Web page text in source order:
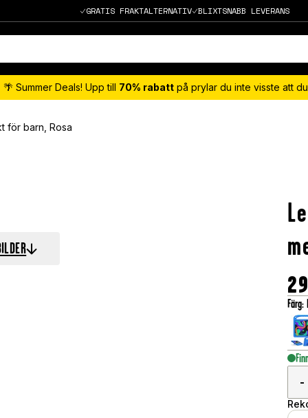
GRATIS FRAKTALTERNATIV BLIXTSNABB LEVERANS
🌴 Summer Deals! Upp till 70% rabatt på prylar du inte visste att
för barn, Rosa
Färg:
-